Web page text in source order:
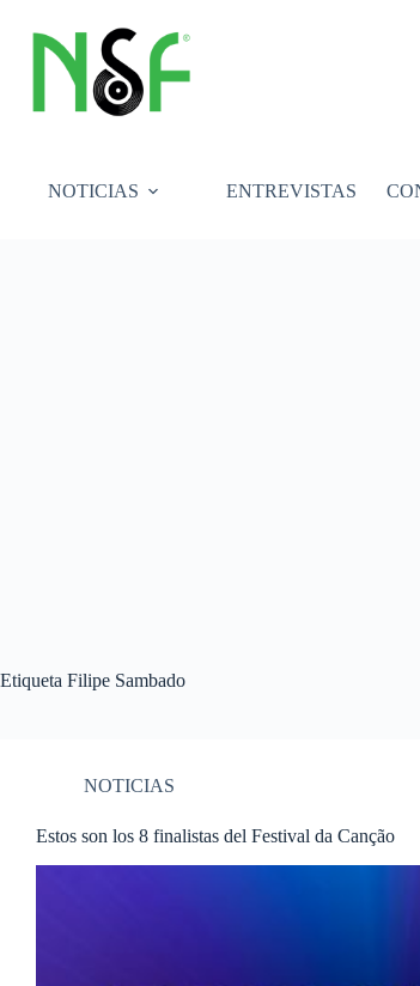
contenido
NOTICIAS ENTREVISTAS
Etiqueta Filipe Sambado
NOTICIAS
Estos son los 8 finalistas del Festival da Canção